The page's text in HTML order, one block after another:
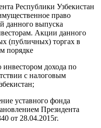
Республики Узбекистан
право
данного выпуска
Акции данного
(публичных) торгах в
порядке
дохода по
с налоговым
уставного фонда
Президента
от 28.04.2015г.